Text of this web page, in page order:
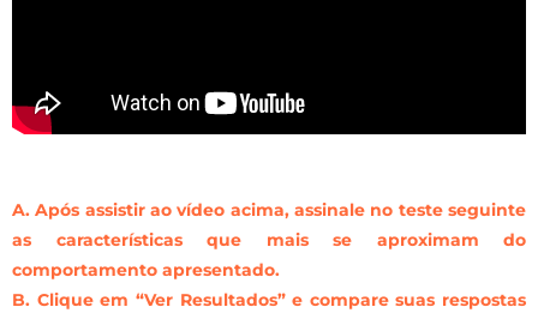
A. Após assistir ao vídeo acima, assinale no teste seguinte
as características que mais se aproximam do
comportamento apresentado.
B. Clique em “Ver Resultados” e compare suas respostas